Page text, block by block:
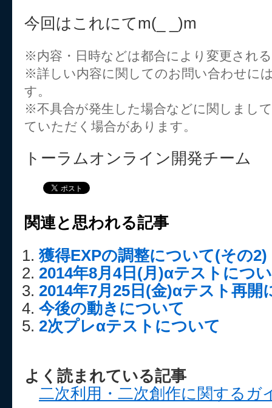
今回はこれにてm(_ _)m
※内容・日時などは都合により変更され
※詳しい内容に関してのお問い合わせに
す。
※不具合が発生した場合などに関しまし
ていただく場合があります。
トーラムオンライン開発チーム
関連と思われる記事
獲得EXPの調整について(その2)
2014年8月4日(月)αテストにつ
2014年7月25日(金)αテスト再開
今後の動きについて
2次プレαテストについて
よく読まれている記事
二次利用・二次創作に関するガ